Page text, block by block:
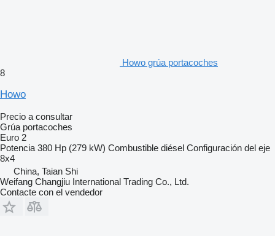
Howo grúa portacoches
8
Howo
Precio a consultar
Grúa portacoches
Euro 2
Potencia 380 Hp (279 kW) Combustible diésel Configuración del eje
8x4
China, Taian Shi
Weifang Changjiu International Trading Co., Ltd.
Contacte con el vendedor